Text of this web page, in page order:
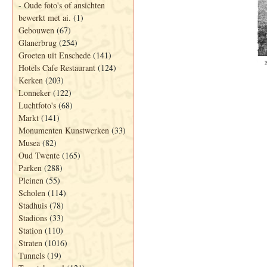
- Oude foto's of ansichten
bewerkt met ai. (1)
Gebouwen (67)
Glanerbrug (254)
Groeten uit Enschede (141)
Hotels Cafe Restaurant (124)
Kerken (203)
Lonneker (122)
Luchtfoto's (68)
Markt (141)
Monumenten Kunstwerken (33)
Musea (82)
Oud Twente (165)
Parken (288)
Pleinen (55)
Scholen (114)
Stadhuis (78)
Stadions (33)
Station (110)
Straten (1016)
Tunnels (19)